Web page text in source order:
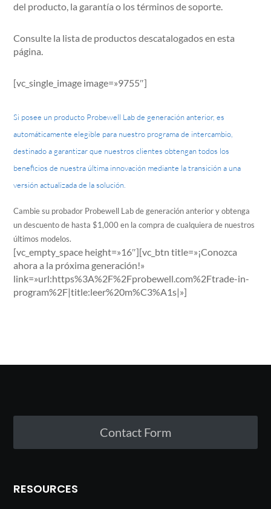
del producto, la garantía o los términos de soporte.
Consulte la lista de productos descatalogados en esta
página.
[vc_single_image image=»9755″]
Si posee un producto Probewell Lab de generación anterior, es
automáticamente elegible para nuestro programa de intercambio,
destinado a garantizar que nuestros clientes obtengan todos los
beneficios de nuestra última innovación mediante la transición a una
versión actualizada de la solución.
Cambie su probador Probewell Lab de generación anterior y obtenga
un descuento de hasta $1,000 en la compra de cualquiera de nuestros
últimos modelos.
[vc_empty_space height=»16″][vc_btn title=»¡Conozca
ahora a la próxima generación!»
link=»url:https%3A%2F%2Fprobewell.com%2Ftrade-in-
program%2F|title:leer%20m%C3%A1s|»]
Contact Form
RESOURCES